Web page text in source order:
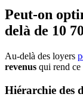
Peut-on
delà de 10
Au-delà des loyers
revenus qui rend ce
Hiérarchie des